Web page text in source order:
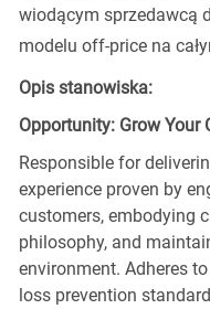
wiodącym sprzedawcą
modelu off-price na
Opis stanowiska:
Opportunity: Grow Your
Responsible for
experience proven by
customers, embodying
philosophy, and
environment. Adheres
loss prevention